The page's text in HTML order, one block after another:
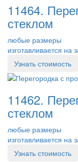
11464.
стеклом
любые размеры
изготавливается на
Узнать стоимость
11462.
стеклом
любые размеры
изготавливается на
Узнать стоимость